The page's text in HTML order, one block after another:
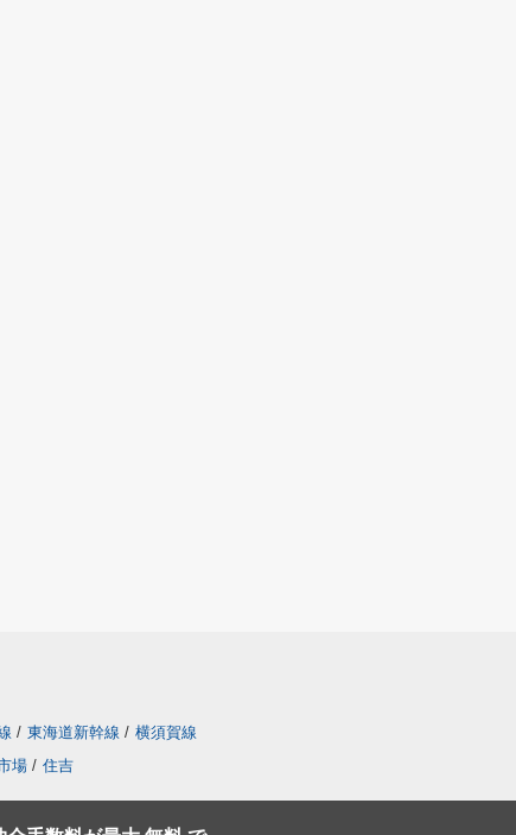
/ 東海道新幹線 / 横須賀線
場 / 住吉